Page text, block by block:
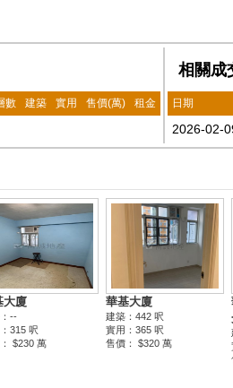
數 建築 實用 售價(萬) 租金
相關成
日期
2026-02-